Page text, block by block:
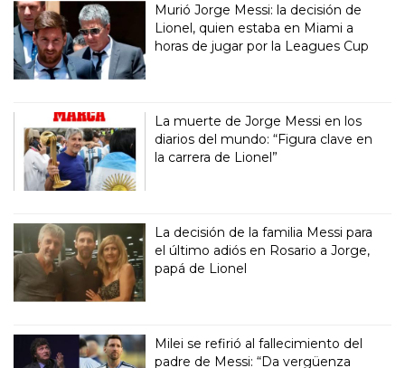
Murió Jorge Messi: la decisión de
Lionel, quien estaba en Miami a
horas de jugar por la Leagues Cup
La muerte de Jorge Messi en los
diarios del mundo: “Figura clave en
la carrera de Lionel”
La decisión de la familia Messi para
el último adiós en Rosario a Jorge,
papá de Lionel
Milei se refirió al fallecimiento del
padre de Messi: “Da vergüenza